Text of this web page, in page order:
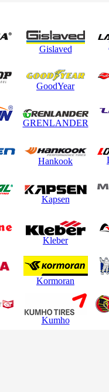
Gislaved
GoodYear
GRENLANDER
Hankook
Kapsen
Kleber
Kormoran
Kumho